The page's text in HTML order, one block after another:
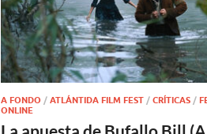
A FONDO /ATLÁNTIDA FILM FEST /CRÍTICAS /
ONLINE